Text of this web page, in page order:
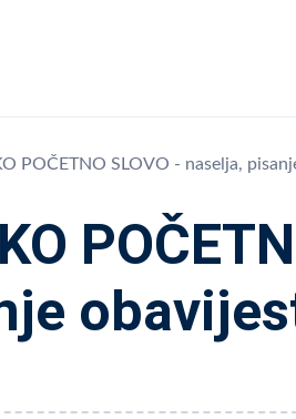
POČETNO SLOVO - naselja,